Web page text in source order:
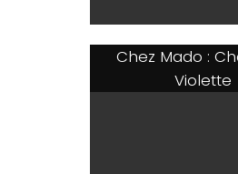
Chez Mado :
Violette